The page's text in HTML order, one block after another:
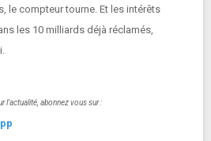
le compteur tourne. Et les intérêts
les 10 milliards déjà réclamés,
l'actualité, abonnez vous sur :